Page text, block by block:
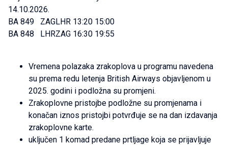
14.10.2026.
BA 849 ZAGLHR 13:20 15:00
BA 848 LHRZAG 16:30 19:55
Vremena polazaka zrakoplova u programu navedena
su prema redu letenja British Airways objavljenom u
2025. godini i podložna su promjeni.
Zrakoplovne pristojbe podložne su promjenama i
konačan iznos pristojbi potvrđuje se na dan izdavanja
zrakoplovne karte.
uključen 1 komad predane prtljage koja se prijavljuje